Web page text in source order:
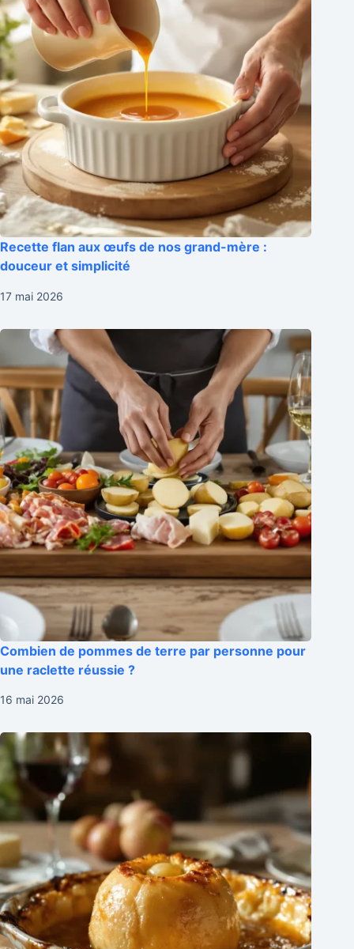
Recette flan aux œufs de nos grand-mère :
douceur et simplicité
17 mai 2026
Combien de pommes de terre par personne pour
une raclette réussie ?
16 mai 2026